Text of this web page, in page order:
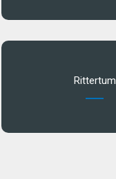
Rittertum